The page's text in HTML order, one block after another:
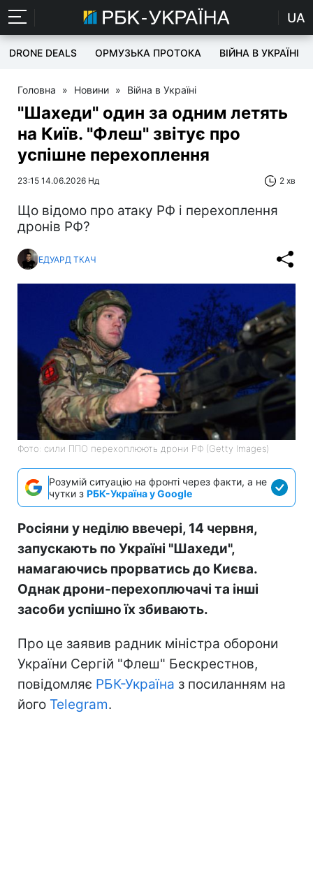
UA
DRONE DEALS ОРМУЗЬКА ПРОТОКА ВІЙНА В УКРАЇНІ
Головна » Новини » Війна в Україні
"Шахеди" один за одним летять
на Київ. "Флеш" звітує про
успішне перехоплення
23:15 14.06.2026 Нд 2 хв
Що відомо про атаку РФ і перехоплення
дронів РФ?
ЕДУАРД ТКАЧ
Фото: сили ППО перехоплюють дрони РФ (Getty Images)
Розумій ситуацію на фронті через факти, а не
чутки з РБК-Україна у Google
Росіяни у неділю ввечері, 14 червня,
запускають по Україні "Шахеди",
намагаючись прорватись до Києва.
Однак дрони-перехоплючачі та інші
засоби успішно їх збивають.
Про це заявив радник міністра оборони
України Сергій "Флеш" Бескрестнов,
повідомляє РБК-Україна з посиланням на
його Telegram.